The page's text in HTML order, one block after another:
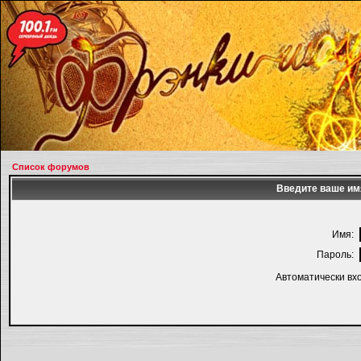
Список форумов
Введите ваше
Имя:
Пароль:
Автоматически